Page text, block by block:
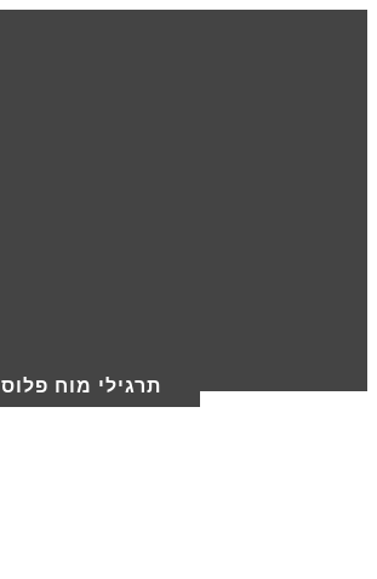
תרגילי מוח פלוס